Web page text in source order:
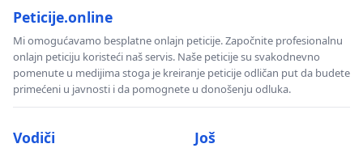
Peticije.online
Mi omogućavamo besplatne onlajn peticije. Započnite profesionalnu
onlajn peticiju koristeći naš servis. Naše peticije su svakodnevno
pomenute u medijima stoga je kreiranje peticije odličan put da budete
primećeni u javnosti i da pomognete u donošenju odluka.
Vodiči Još